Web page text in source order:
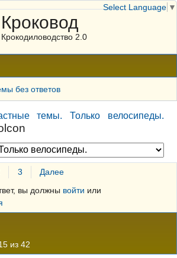
Кроковод
Крокодиловодство 2.0
без ответов
темы. Только велосипеды.
3
Далее
вы должны войти или
из 42
Select Language ▼